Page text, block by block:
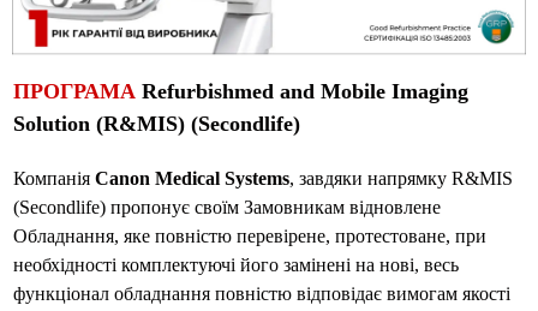
ПРОГРАМА Refurbishmed and Mobile Imaging
Solution (R&MIS) (Secondlife)
Компанія Canon Medical Systems, завдяки напрямку R&MIS
(Secondlife) пропонує своїм Замовникам відновлене
Обладнання, яке повністю перевірене, протестоване, при
необхідності комплектуючі його замінені на нові, весь
функціонал обладнання повністю відповідає вимогам якості